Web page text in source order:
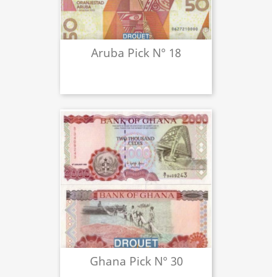
Aruba Pick N° 18
Ghana Pick N° 30